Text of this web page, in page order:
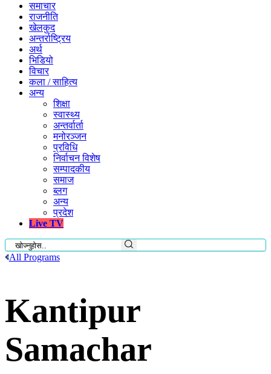
समाचार
राजनीति
खेलकुद
अन्तर्राष्ट्रिय
अर्थ
भिडियो
विचार
कला / साहित्य
अन्य
शिक्षा
स्वास्थ्य
अन्तर्वार्ता
मनोरञ्जन
प्रविधि
निर्वाचन विशेष
सम्पादकीय
समाज
ब्लग
अन्य
प्रदेश
Live TV
All Programs
Kantipur
Samachar